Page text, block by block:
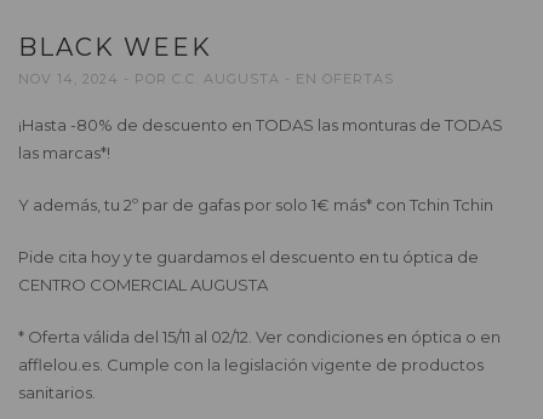
BLACK WEEK
NOV 14, 2024 POR C.C. AUGUSTA EN OFERTAS
¡Hasta -80% de descuento en TODAS las monturas de TODAS
las marcas*!
Y además, tu 2º par de gafas por solo 1€ más* con Tchin Tchin
Pide cita hoy y te guardamos el descuento en tu óptica de
CENTRO COMERCIAL AUGUSTA
* Oferta válida del 15/11 al 02/12. Ver condiciones en óptica o en
afflelou.es. Cumple con la legislación vigente de productos
sanitarios.